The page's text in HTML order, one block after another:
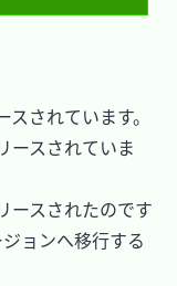
されています。
ースされていま
ースされたのです
ョンへ移行する